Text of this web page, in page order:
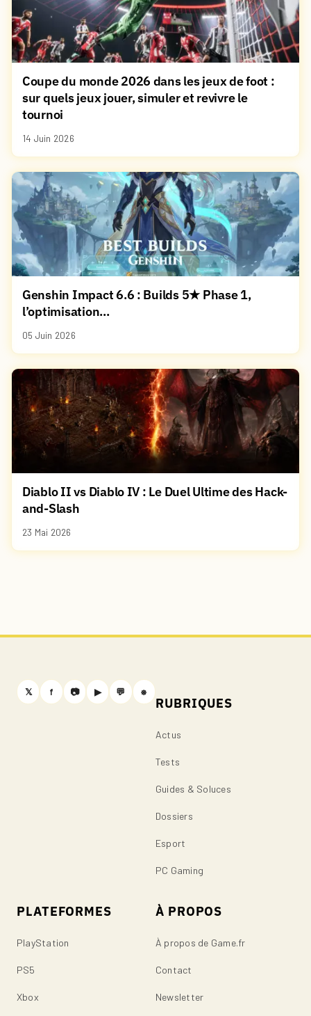
Coupe du monde 2026 dans les jeux de foot :
sur quels jeux jouer, simuler et revivre le
tournoi
14 Juin 2026
Genshin Impact 6.6 : Builds 5★ Phase 1,
l’optimisation...
05 Juin 2026
Diablo II vs Diablo IV : Le Duel Ultime des Hack-
and-Slash
23 Mai 2026
𝕏 f 📷 ▶ 💬 ⎈
RUBRIQUES
Actus
Tests
Guides & Soluces
Dossiers
Esport
PC Gaming
PLATEFORMES
PlayStation
PS5
Xbox
À PROPOS
À propos de Game.fr
Contact
Newsletter